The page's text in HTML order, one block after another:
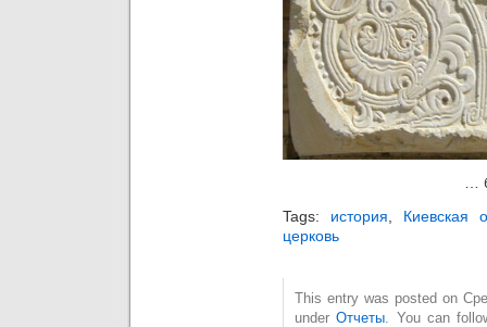
…
Tags: история
Киевская
церковь
This entry was posted on
underОтчеты . You can